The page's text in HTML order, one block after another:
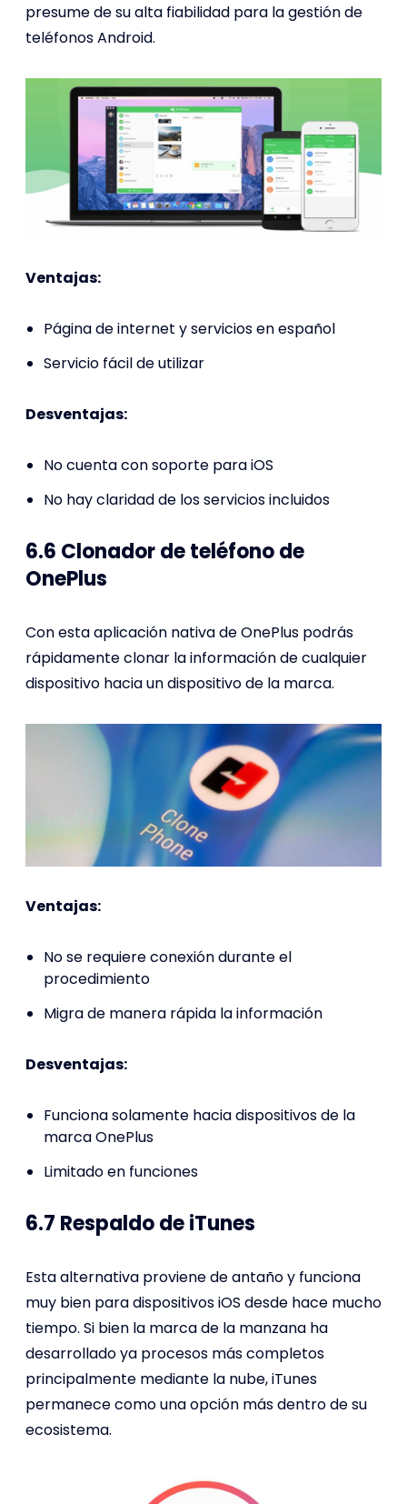
presume de su alta fiabilidad para la gestión de
teléfonos Android.
Ventajas:
Página de internet y servicios en español
Servicio fácil de utilizar
Desventajas:
No cuenta con soporte para iOS
No hay claridad de los servicios incluidos
6.6 Clonador de teléfono de
OnePlus
Con esta aplicación nativa de OnePlus podrás
rápidamente clonar la información de cualquier
dispositivo hacia un dispositivo de la marca.
Ventajas:
No se requiere conexión durante el
procedimiento
Migra de manera rápida la información
Desventajas:
Funciona solamente hacia dispositivos de la
marca OnePlus
Limitado en funciones
6.7 Respaldo de iTunes
Esta alternativa proviene de antaño y funciona
muy bien para dispositivos iOS desde hace mucho
tiempo. Si bien la marca de la manzana ha
desarrollado ya procesos más completos
principalmente mediante la nube, iTunes
permanece como una opción más dentro de su
ecosistema.